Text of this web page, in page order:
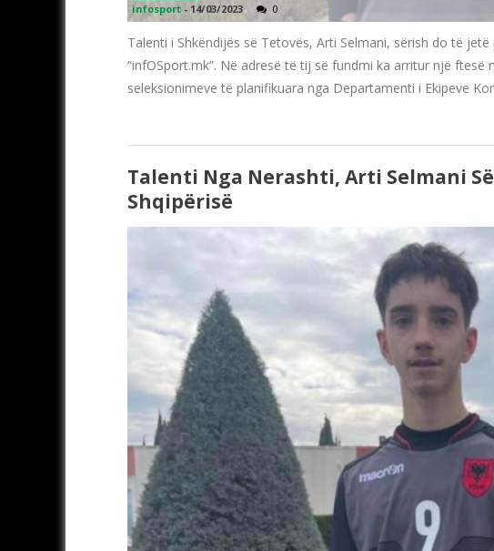
infosport - 14/03/2023 0
Talenti i Shkëndijës së Tetovës, Arti Selmani, sërish do të
“infOSport.mk”. Në adresë të tij së fundmi ka arritur një
seleksionimeve të planifikuara nga Departamenti i Ekipeve
Talenti Nga Nerashti, Arti Selmani Së
Shqipërisë